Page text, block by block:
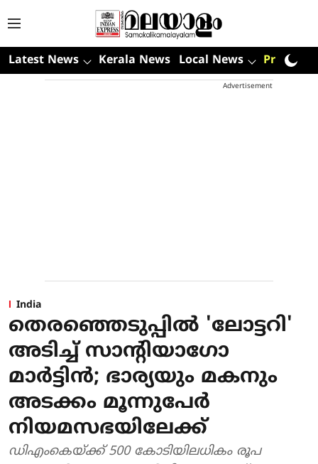
Latest News Kerala News Local News Premium
Advertisement
India
തെരഞ്ഞെടുപ്പില്‍ 'ലോട്ടറി'
അടിച്ച് സാന്റിയാഗോ
മാര്‍ട്ടിന്‍; ഭാര്യയും മകനും
അടക്കം മൂന്നുപേര്‍
നിയമസഭയിലേക്ക്
ഡിഎംകെയ്ക്ക് 500 കോടിയിലധികം രൂപ